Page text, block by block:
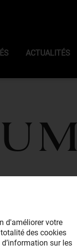
ACTUALITÉS
d'améliorer votre
des cookies
sur les